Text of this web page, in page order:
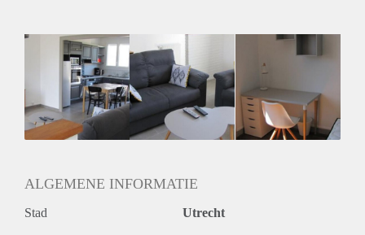
Gedeelde Douche: Ja
Gedeelde woonkamer: Ja
Huisgenoten: Ja
Geslacht huisgenoten: Gemengd
ALGEMENE INFORMATIE
Stad Utrecht